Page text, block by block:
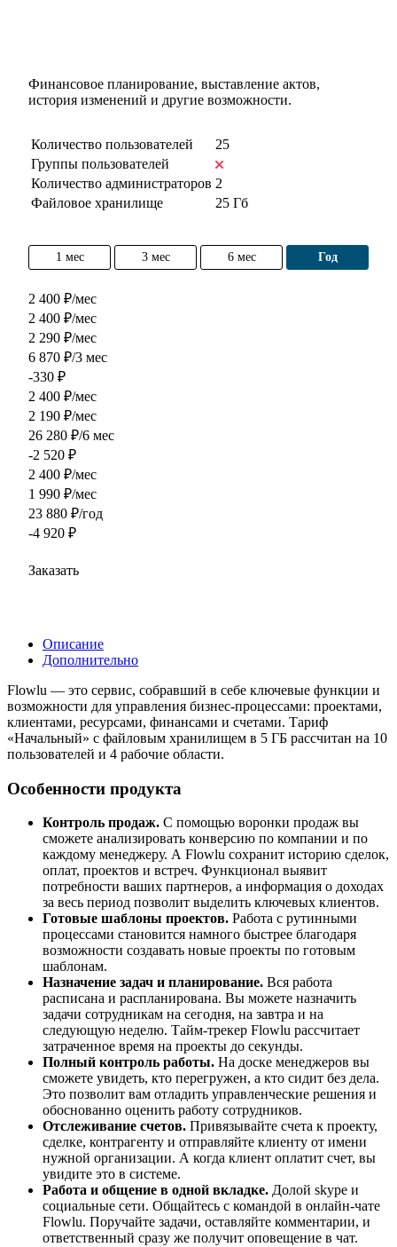
Финансовое планирование, выставление актов,
история изменений и другие возможности.
Количество пользователей
25
Группы пользователей
Количество администраторов 2
Файловое хранилище
25 Гб
1 мес 3 мес 6 мес год
2 400 ₽/мес
2 400 ₽/мес
2 290 ₽/мес
6 870 ₽/3 мес
-330 ₽
2 400 ₽/мес
2 190 ₽/мес
26 280 ₽/6 мес
-2 520 ₽
2 400 ₽/мес
1 990 ₽/мес
23 880 ₽/год
-4 920 ₽
Заказать
Описание
Дополнительно
Flowlu — это сервис, собравший в себе ключевые функции и
возможности для управления бизнес-процессами: проектами,
клиентами, ресурсами, финансами и счетами. Тариф
«Начальный» с файловым хранилищем в 5 ГБ рассчитан на 10
пользователей и 4 рабочие области.
Особенности продукта
Контроль продаж. С помощью воронки продаж вы
сможете анализировать конверсию по компании и по
каждому менеджеру. А Flowlu сохранит историю сделок,
оплат, проектов и встреч. Функционал выявит
потребности ваших партнеров, а информация о доходах
за весь период позволит выделить ключевых клиентов.
Готовые шаблоны проектов. Работа с рутинными
процессами становится намного быстрее благодаря
возможности создавать новые проекты по готовым
шаблонам.
Назначение задач и планирование. Вся работа
расписана и распланирована. Вы можете назначить
задачи сотрудникам на сегодня, на завтра и на
следующую неделю. Тайм-трекер Flowlu рассчитает
затраченное время на проекты до секунды.
Полный контроль работы. На доске менеджеров вы
сможете увидеть, кто перегружен, а кто сидит без дела.
Это позволит вам отладить управленческие решения и
обоснованно оценить работу сотрудников.
Отслеживание счетов. Привязывайте счета к проекту,
сделке, контрагенту и отправляйте клиенту от имени
нужной организации. А когда клиент оплатит счет, вы
увидите это в системе.
Работа и общение в одной вкладке. Долой skype и
социальные сети. Общайтесь с командой в онлайн-чате
Flowlu. Поручайте задачи, оставляйте комментарии, и
ответственный сразу же получит оповещение в чат.